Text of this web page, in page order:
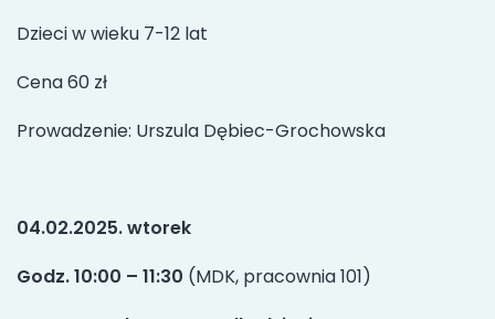
Dzieci w wieku 7-12 lat
Cena 60 zł
Prowadzenie: Urszula Dębiec-Grochowska
04.02.2025. wtorek
Godz. 10:00 – 11:30 (MDK, pracownia 101)